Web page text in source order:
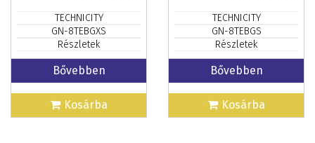
TECHNICITY
GN-8TEBGXS
Részletek
Bővebben
Kosárba
TECHNICITY
GN-8TEBGS
Részletek
Bővebben
Kosárba